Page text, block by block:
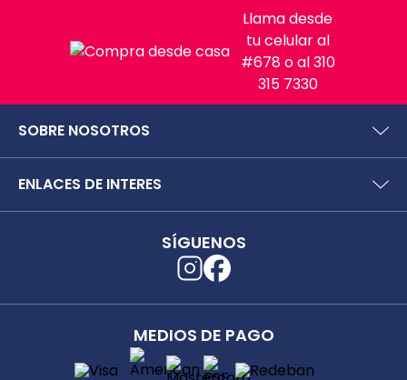
Llama desde
tu celular al
#678 o al 310
315 7330
SOBRE NOSOTROS
Preguntas frecuentes
Políticas y términos de uso
Términos y condiciones puntos saludables
Separata digital
ENLACES DE INTERES
Secretaría de Salud de Antioquia
Unidrogas S.A.S.
SÍGUENOS
MEDIOS DE PAGO